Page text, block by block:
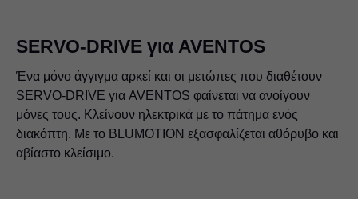
SERVO-DRIVE για AVENTOS
Ένα μόνο άγγιγμα αρκεί και οι μετώπες που διαθέτουν
SERVO-DRIVE για AVENTOS φαίνεται να ανοίγουν
μόνες τους. Κλείνουν ηλεκτρικά με το πάτημα ενός
διακόπτη. Με το BLUMOTION εξασφαλίζεται αθόρυβο και
αβίαστο κλείσιμο.